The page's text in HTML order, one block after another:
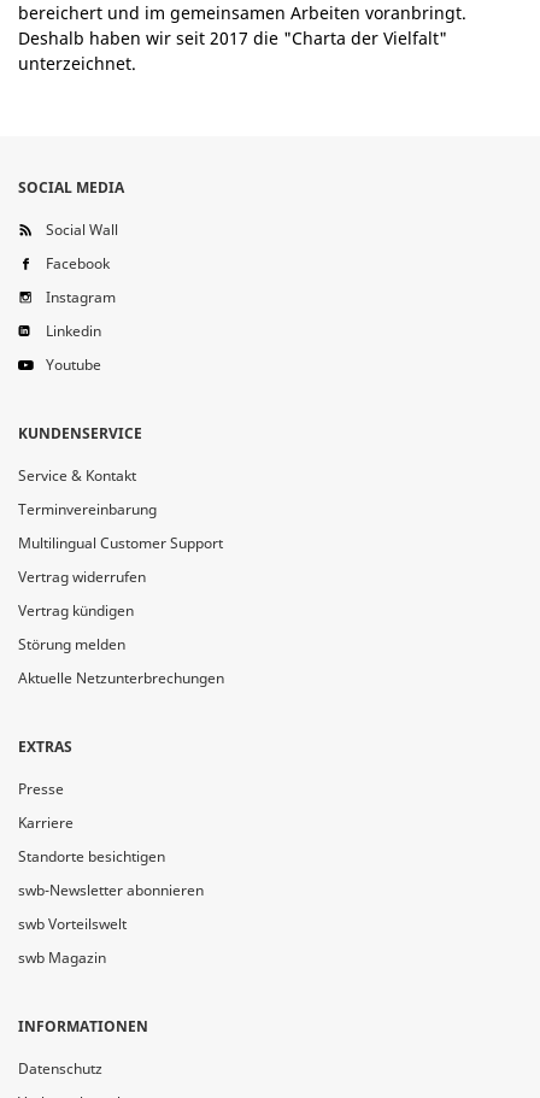
bereichert und im gemeinsamen Arbeiten voranbringt.
Deshalb haben wir seit 2017 die "Charta der Vielfalt"
unterzeichnet.
SOCIAL MEDIA
Social Wall
Facebook
Instagram
Linkedin
Youtube
KUNDENSERVICE
Service & Kontakt
Terminvereinbarung
Multilingual Customer Support
Vertrag widerrufen
Vertrag kündigen
Störung melden
Aktuelle Netzunterbrechungen
EXTRAS
Presse
Karriere
Standorte besichtigen
swb-Newsletter abonnieren
swb Vorteilswelt
swb Magazin
INFORMATIONEN
Datenschutz